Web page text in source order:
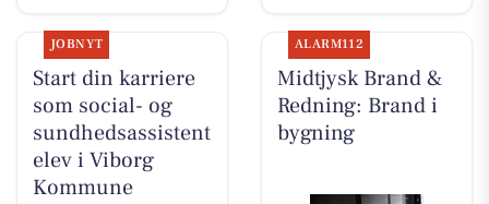
JOBNYT
Start din karriere
som social- og
sundhedsassistent
elev i Viborg
Kommune
ALARM112
Midtjysk Brand &
Redning: Brand i
bygning